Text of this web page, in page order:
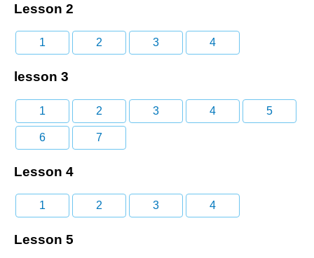
Lesson 2
1 2 3 4
lesson 3
1 2 3 4 5
6 7
Lesson 4
1 2 3 4
Lesson 5